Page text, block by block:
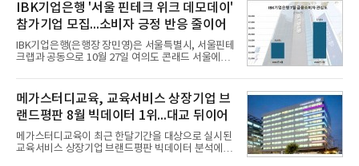
IBK기업은행 '서울 핀테크 위크 데모데이'
참가기업 모집...소비자 긍정 반응 줄이어
IBK기업은행(은행장 장민영)은 서울특별시, 서울핀테
크랩과 공동으로 10월 27일 여의도 콘래드 서울에서
IBK기업은행’에 참가할 기업을 모집한다고 10일 밝혔
다.이번 데모데이는 ‘AX 기반 디지털금융의 전환’을
주제로 개최되는 ‘서울 핀테크 위크 2026’의 공식 프
로그램으로, 우수한 AX 기반 핀테크 기업을 발굴하고
투자유치와 사업 협력 기회를 지원하기 위해 마련됐
다.참여 대상은 창업 7년 이내의 서울 소재 핀테크 스
타트업과 중소기업 창업 지원법에 따른 신사업 분야
메가스터디교육, 교육서비스 상장기업 브
랜드평판 8월 빅데이터 1위...대교 뒤이어
메가스터디교육이 최근 한달기간을 대상으로 실시된
교육서비스 상장기업 브랜드평판 빅데이터 분석에서